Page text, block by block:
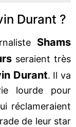
Durant ?
Shams
seraient très
Durant. Il va
lourde pour
réclameraient
de leur star